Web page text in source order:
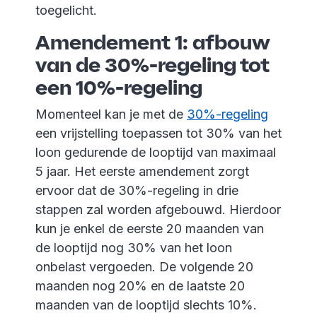
toegelicht.
Amendement 1: afbouw
van de 30%-regeling tot
een 10%-regeling
Momenteel kan je met de 30%-regeling
een vrijstelling toepassen tot 30% van het
loon gedurende de looptijd van maximaal
5 jaar. Het eerste amendement zorgt
ervoor dat de 30%-regeling in drie
stappen zal worden afgebouwd. Hierdoor
kun je enkel de eerste 20 maanden van
de looptijd nog 30% van het loon
onbelast vergoeden. De volgende 20
maanden nog 20% en de laatste 20
maanden van de looptijd slechts 10%.